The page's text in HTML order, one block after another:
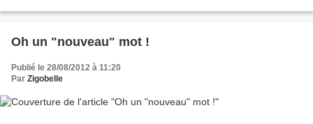
Oh un "nouveau" mot !
Publié le 28/08/2012 à 11:20
Par Zigobelle